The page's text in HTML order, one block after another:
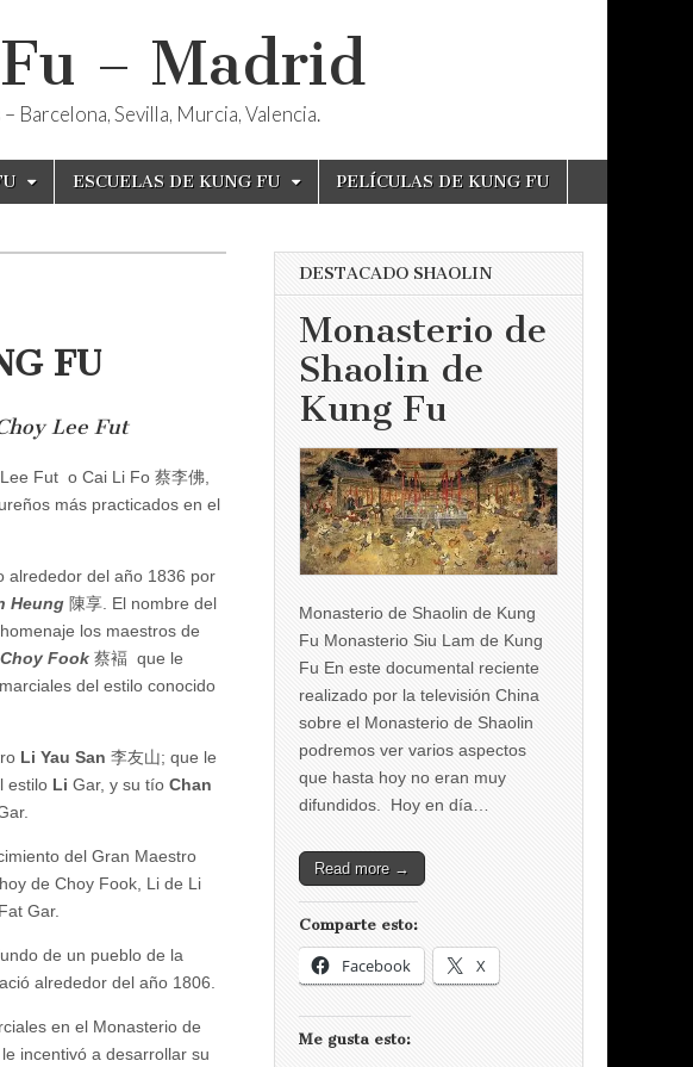
– Madrid
Barcelona, Sevilla, Murcia, Valencia.
ESCUELAS DE KUNG FU PELÍCULAS DE KUNG FU
FU
Lee Fut
Fut o Cai Li Fo 蔡李佛,
más practicados en el
alrededor del año 1836 por
Heung 陳享. El nombre del
los maestros de
Choy Fook 蔡褔 que le
del estilo conocido
Li Yau San 李友山; que le
estilo Li Gar, y su tío Chan
del Gran Maestro
de Choy Fook, Li de Li
Gar.
de un pueblo de la
alrededor del año 1806.
en el Monasterio de
incentivó a desarrollar su
DESTACADO SHAOLIN
Monasterio de
Shaolin de
Kung Fu
Monasterio de Shaolin de Kung
Fu Monasterio Siu Lam de Kung
Fu En este documental reciente
realizado por la televisión China
sobre el Monasterio de Shaolin
podremos ver varios aspectos
que hasta hoy no eran muy
difundidos. Hoy en día…
Read more →
Comparte esto:
Facebook X
Me gusta esto: